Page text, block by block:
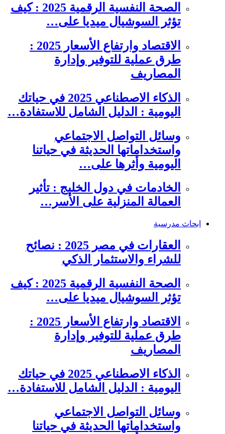
الصحة النفسية الرقمية 2025 : كيف
تؤثر السوشيال ميديا على…
الاقتصاد وارتفاع الأسعار 2025 :
طرق عملية للتوفير وإدارة
المصاريف
الذكاء الاصطناعي 2025 في حياتك
اليومية : الدليل الشامل للاستفادة…
وسائل التواصل الاجتماعي
واستخداماتها الحديثة في حياتنا
اليومية وأثرها على…
الخادمات في دول الخليج : تأثير
العمالة المنزلية على الأسر…
ابحاث مدرسية
العقارات في مصر 2025 : نصائح
للشراء والاستثمار الذكي
الصحة النفسية الرقمية 2025 : كيف
تؤثر السوشيال ميديا على…
الاقتصاد وارتفاع الأسعار 2025 :
طرق عملية للتوفير وإدارة
المصاريف
الذكاء الاصطناعي 2025 في حياتك
اليومية : الدليل الشامل للاستفادة…
وسائل التواصل الاجتماعي
واستخداماتها الحديثة في حياتنا